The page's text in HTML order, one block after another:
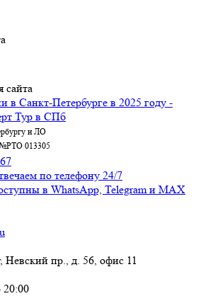
сайта
и ЛО
№РТО 013305
по телефону 24/7
в WhatsApp, Telegram и MAX
Невский пр., д. 56, офис 11